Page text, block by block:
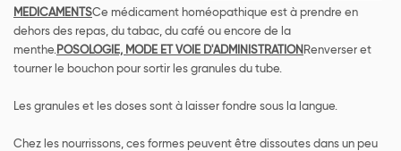
MEDICAMENTSCe médicament homéopathique est à prendre en
dehors des repas, du tabac, du café ou encore de la
menthe.POSOLOGIE, MODE ET VOIE D'ADMINISTRATION Renverser et
tourner le bouchon pour sortir les granules du tube.
Les granules et les doses sont à laisser fondre sous la langue.
Chez les nourrissons, ces formes peuvent être dissoutes dans un peu